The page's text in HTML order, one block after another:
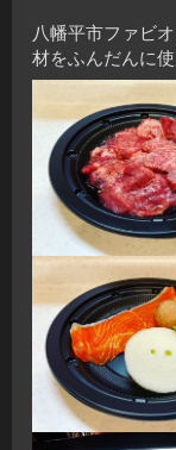
八幡平市ファビ
材をふんだんに